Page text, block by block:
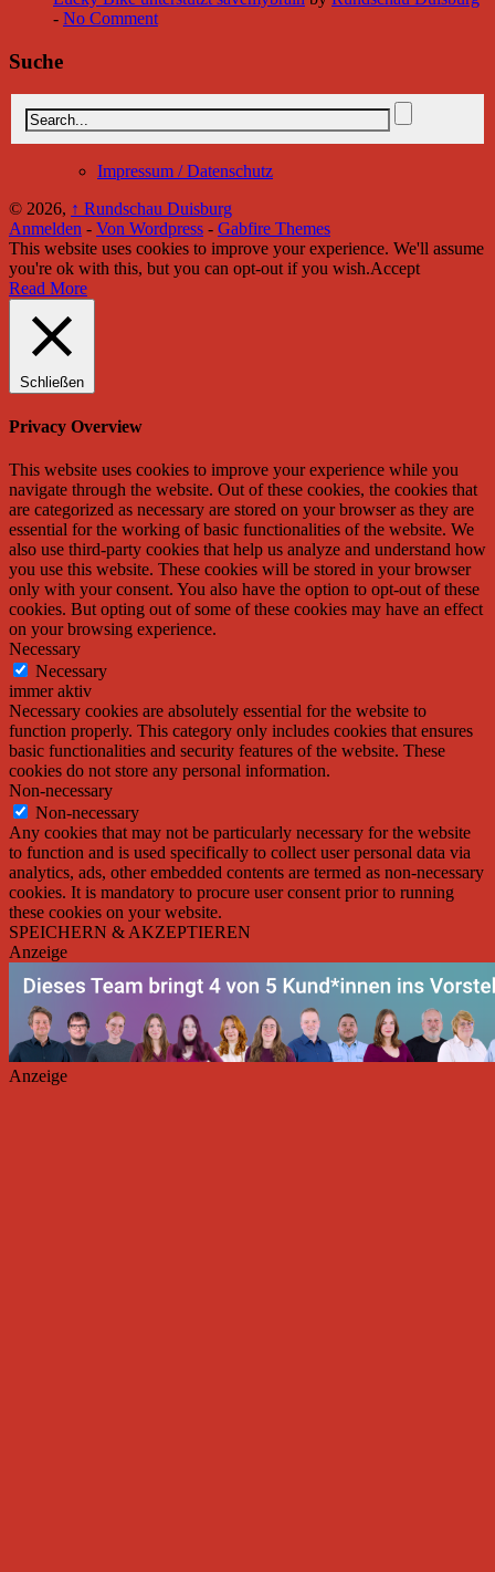
- No Comment
Suche
Impressum / Datenschutz
© 2026, ↑ Rundschau Duisburg
Anmelden - Von Wordpress - Gabfire Themes
This website uses cookies to improve your experience. We'll assume
you're ok with this, but you can opt-out if you wish.Accept
Read More
Schließen
Privacy Overview
This website uses cookies to improve your experience while you
navigate through the website. Out of these cookies, the cookies that
are categorized as necessary are stored on your browser as they are
essential for the working of basic functionalities of the website. We
also use third-party cookies that help us analyze and understand how
you use this website. These cookies will be stored in your browser
only with your consent. You also have the option to opt-out of these
cookies. But opting out of some of these cookies may have an effect
on your browsing experience.
Necessary
Necessary
immer aktiv
Necessary cookies are absolutely essential for the website to
function properly. This category only includes cookies that ensures
basic functionalities and security features of the website. These
cookies do not store any personal information.
Non-necessary
Non-necessary
Any cookies that may not be particularly necessary for the website
to function and is used specifically to collect user personal data via
analytics, ads, other embedded contents are termed as non-necessary
cookies. It is mandatory to procure user consent prior to running
these cookies on your website.
SPEICHERN & AKZEPTIEREN
Anzeige
Anzeige